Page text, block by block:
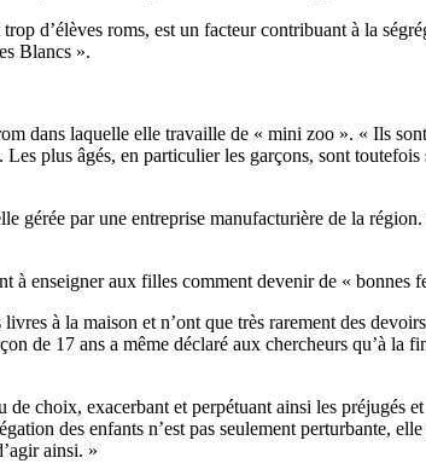
d’élèves roms, est un facteur contribuant à la
Blancs ».
dans laquelle elle travaille de « mini zoo ». « Ils
plus âgés, en particulier les garçons, sont
gérée par une entreprise manufacturière de la
à enseigner aux filles comment devenir de « bonnes
à la maison et n’ont que très rarement des
de 17 ans a même déclaré aux chercheurs qu’à la
choix, exacerbant et perpétuant ainsi les préjugés
des enfants n’est pas seulement perturbante,
ainsi. »